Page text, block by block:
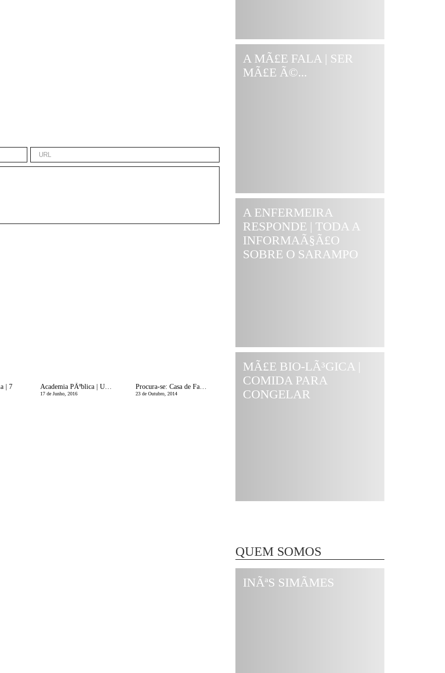
| 7 Academia PÃºblica | Um Congresso MÃ©dico para nÃ³s
17 de Junho, 2016
Procura-se: Casa de FamÃ­lia para umas fÃ©rias fantÃ¡sticas
23 de Outubro, 2014
A MÃ£E FALA | SER
MÃ£E Ã©...
A ENFERMEIRA
RESPONDE | TODA A
INFORMAÃ§Ã£O
SOBRE O SARAMPO
MÃ£E BIO-LÃ³GICA |
COMIDA PARA
CONGELAR
QUEM SOMOS
INÃªS SIMÃΜES